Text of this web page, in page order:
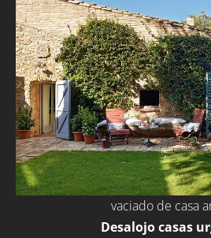
vaciado de casa
Desalojo casas